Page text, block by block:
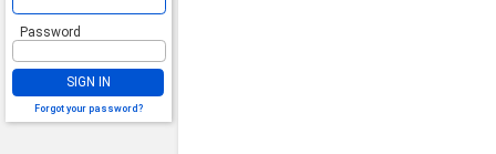
Password
SIGN IN
Forgot your password?